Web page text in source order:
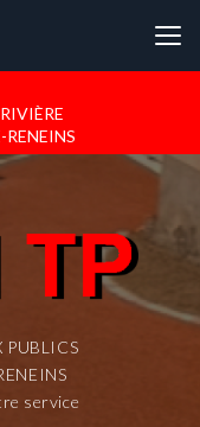
PUBLICS
service